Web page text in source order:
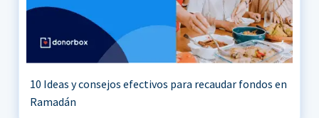
10 Ideas y consejos efectivos para recaudar fondos en
Ramadán